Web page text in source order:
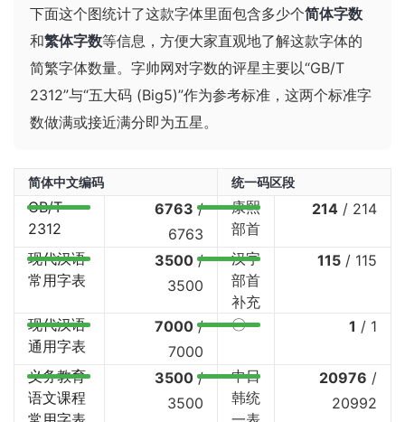
下面这个图统计了这款字体里面包含多少个简体字数
和繁体字数等信息，方便大家直观地了解这款字体的
简繁字体数量。字帅网对字数的评星主要以“GB/T
2312”与“五大码 (Big5)”作为参考标准，这两个标准字
数做满或接近满分即为五星。
简体中文编码 统一码区段
GB/T
2312
6763 /
6763
康熙
部首
214 / 214
现代汉语
常用字表
3500 /
3500
汉字
部首
补充
115 / 115
现代汉语
通用字表
7000 /
7000
〇 1 / 1
义务教育
语文课程
3500 /
3500
中日
韩统
20976 /
20992